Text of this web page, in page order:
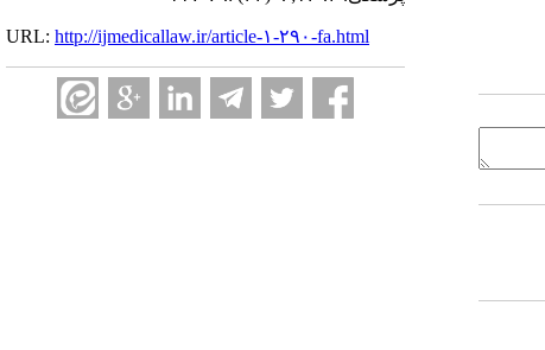
URL: http://ijmedicallaw.ir/article-۱-۲۹۰-fa.html